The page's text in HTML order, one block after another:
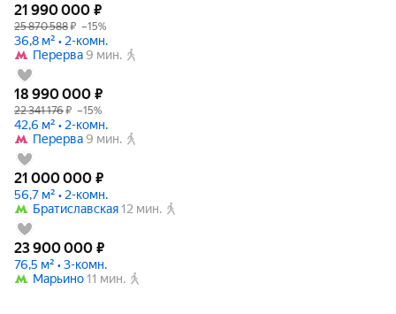
25 870 588₽ –15%
21 990 000 ₽
36,8 м² • 2-комн.
Перерва9 мин.
22 341 176₽ –15%
18 990 000 ₽
42,6 м² • 2-комн.
Перерва9 мин.
21 000 000 ₽
56,7 м² • 2-комн.
Братиславская12 мин.
23 900 000 ₽
76,5 м² • 3-комн.
Марьино11 мин.